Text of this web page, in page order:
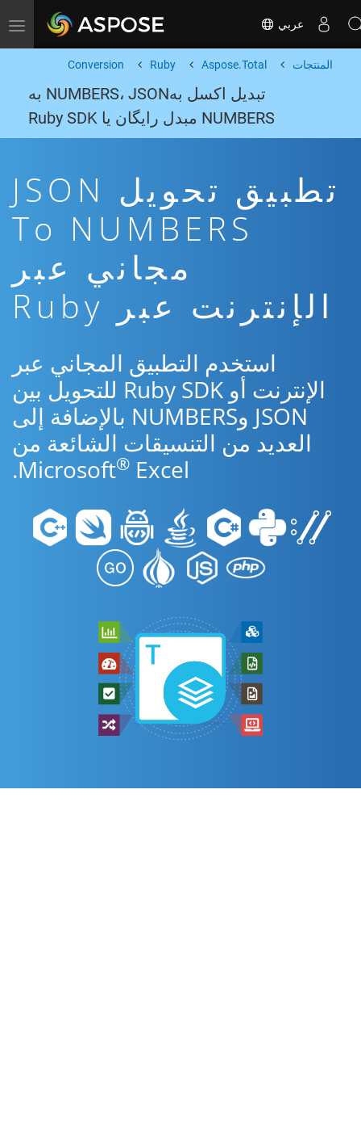
Toggle navigation عربي
المنتجات Aspose.Total
Ruby
Conversion
تبدیل اکسل بهNUMBERS، JSON به
NUMBERS مبدل رایگان یا Ruby SDK
تطبيق تحويل JSON
To NUMBERS
مجاني عبر
الإنترنت عبر Ruby
استخدم التطبيق المجاني عبر
الإنترنت أو Ruby SDK للتحويل بين
JSON وNUMBERS بالإضافة إلى
العديد من التنسيقات الشائعة من
Microsoft® Excel.